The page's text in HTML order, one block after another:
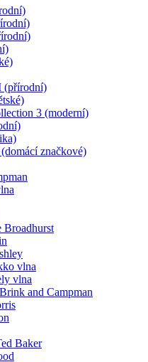
(přírodní)
3 (moderní)
značkové)
Broadhurst
vlna
vlna
and Campman
Baker